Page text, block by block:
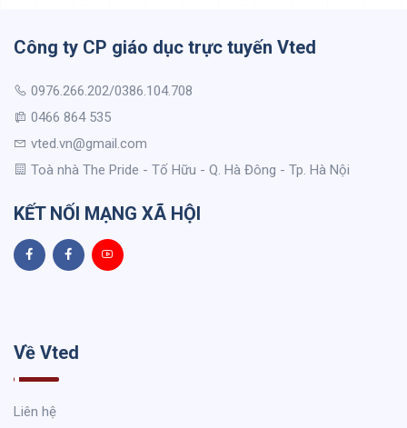
Công ty CP giáo dục trực tuyến Vted
0976.266.202/0386.104.708
0466 864 535
vted.vn@gmail.com
Toà nhà The Pride - Tố Hữu - Q. Hà Đông - Tp. Hà Nội
KẾT NỐI MẠNG XÃ HỘI
Về Vted
Liên hệ